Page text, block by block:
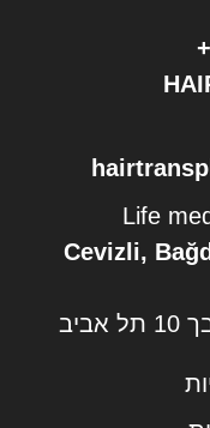
Life
Cevizli,